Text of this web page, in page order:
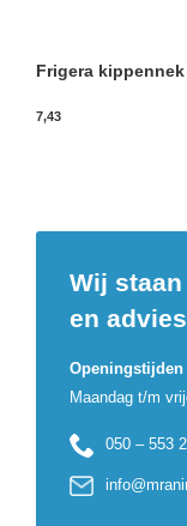
Frigera kippennek
7,43
Wij
en
Openingstijden
Maandag t/m
050 – 553